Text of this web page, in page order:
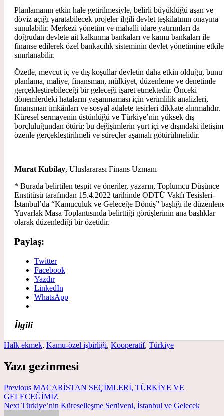
Planlamanın etkin hale getirilmesiyle, belirli büyüklüğü aşan ve
döviz açığı yaratabilecek projeler ilgili devlet teşkilatının onayına
sunulabilir. Merkezi yönetim ve mahalli idare yatırımları da
doğrudan devlete ait kalkınma bankaları ve kamu bankaları ile
finanse edilerek özel bankacılık sisteminin devlet yönetimine
sınırlanabilir.
Özetle, mevcut iç ve dış koşullar devletin daha etkin olduğu, bunu
planlama, maliye, finansman, mülkiyet, düzenleme ve denetimle
gerçekleştirebileceği bir geleceği işaret etmektedir. Önceki
dönemlerdeki hataların yaşanmaması için verimlilik analizleri,
finansman imkânları ve sosyal adalete tesirleri dikkate alınmalıdır.
Küresel sermayenin üstünlüğü ve Türkiye’nin yüksek dış
borçluluğundan ötürü; bu değişimlerin yurt içi ve dışındaki
özenle gerçekleştirilmeli ve süreçler aşamalı götürülmelidir.
Murat Kubilay, Uluslararası Finans Uzmanı
* Burada belirtilen tespit ve öneriler, yazarın, Toplumcu Düşünce
Enstitüsü tarafından 15.4.2022 tarihinde ODTÜ Vakfı Tesisleri-
İstanbul’da “Kamuculuk ve Geleceğe Dönüş” başlığı ile
Yuvarlak Masa Toplantısında belirttiği görüşlerinin ana başlıklar
olarak düzenlediği bir özetidir.
Paylaş:
Twitter
Facebook
Yazdır
LinkedIn
WhatsApp
İlgili
Halk ekmek, Kamu-özel işbirliği, Kooperatif, Türkiye
Yazı gezinmesi
Previous MACARİSTAN SEÇİMLERİ, TÜRKİYE VE
GELECEĞİMİZ
Next Türkiye’nin Küreselleşme Serüveni, İstanbul ve Gelecek